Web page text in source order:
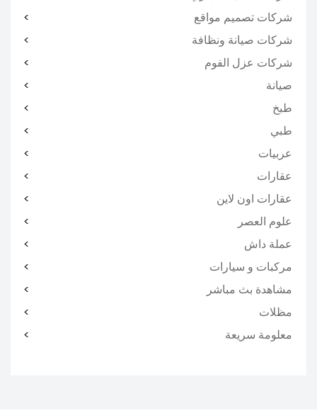
شركات تصميم مواقع
شركات صيانة ونظافة
شركات عزل الفوم
صيانة
طبخ
طبي
عربيات
عقارات
عقارات اون لاين
علوم العصر
عملة داش
مركبات و سيارات
مشاهدة بث مباشر
مظلات
معلومة سريعة